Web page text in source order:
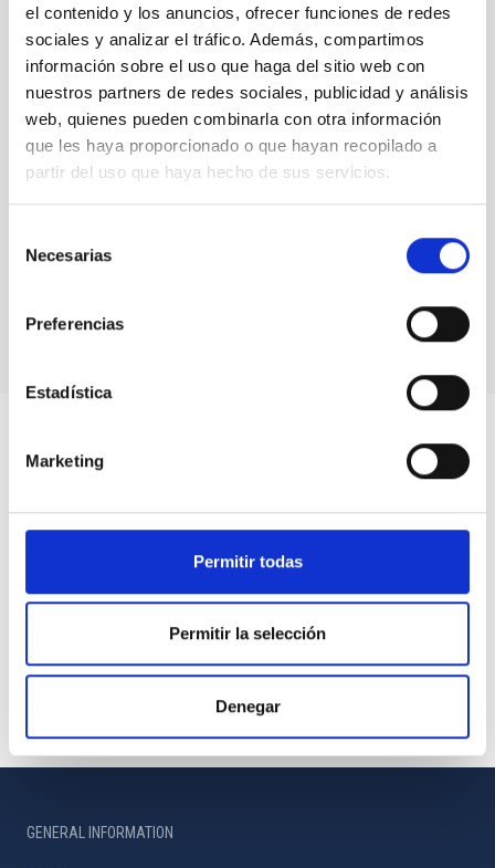
el contenido y los anuncios, ofrecer funciones de redes
sociales y analizar el tráfico. Además, compartimos
información sobre el uso que haga del sitio web con
nuestros partners de redes sociales, publicidad y análisis
web, quienes pueden combinarla con otra información
que les haya proporcionado o que hayan recopilado a
partir del uso que haya hecho de sus servicios.
Necesarias
Preferencias
Estadística
Marketing
Permitir todas
Permitir la selección
Denegar
MAGIC Telescopes
GENERAL INFORMATION